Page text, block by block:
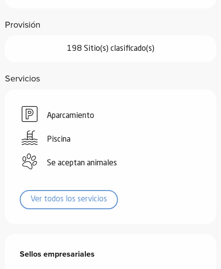
Provisión
198 Sitio(s) clasificado(s)
Servicios
Aparcamiento
Piscina
Se aceptan animales
Ver todos los servicios
Sellos empresariales
Sellos empresariales